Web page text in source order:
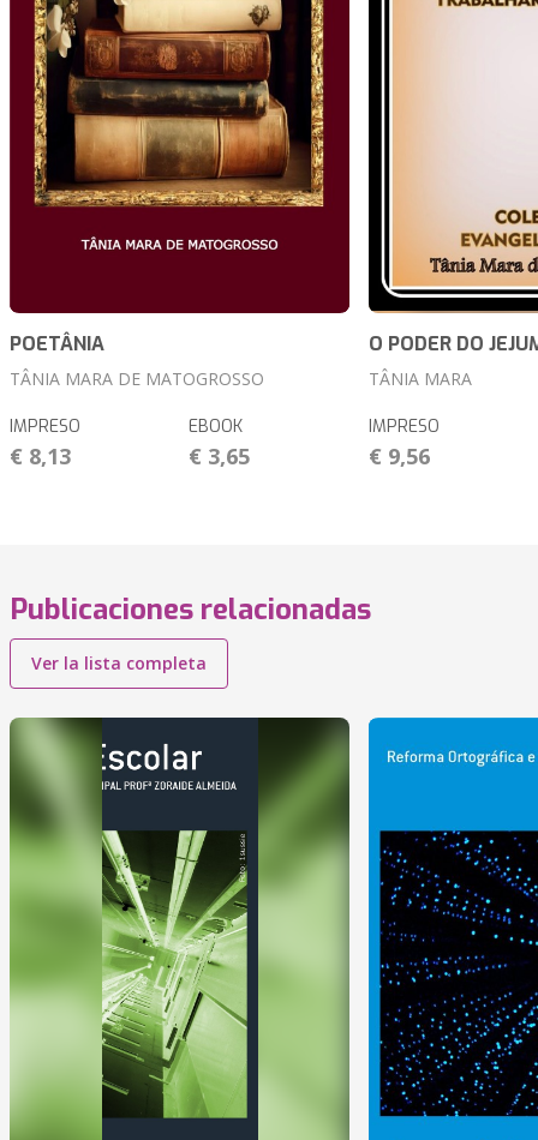
POETÂNIA
TÂNIA MARA DE MATOGROSSO
IMPRESO
€ 8,13
EBOOK
€ 3,65
O PODER DO
TÂNIA MARA
IMPRESO
€ 9,56
Publicaciones relacionadas
Ver la lista completa